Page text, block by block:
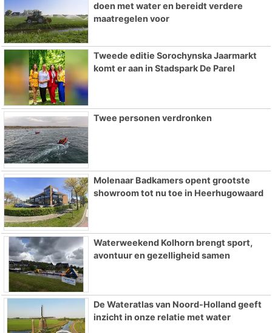
doen met water en bereidt verdere
maatregelen voor
Tweede editie Sorochynska Jaarmarkt
komt er aan in Stadspark De Parel
Twee personen verdronken
Molenaar Badkamers opent grootste
showroom tot nu toe in Heerhugowaard
Waterweekend Kolhorn brengt sport,
avontuur en gezelligheid samen
De Wateratlas van Noord-Holland geeft
inzicht in onze relatie met water